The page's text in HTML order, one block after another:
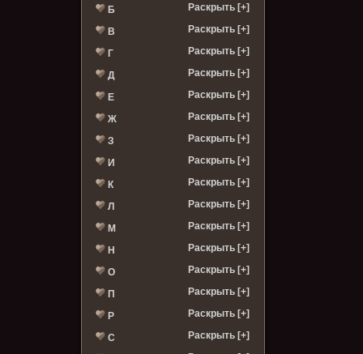
Б Раскрыть [+]
В Раскрыть [+]
Г Раскрыть [+]
Д Раскрыть [+]
Е Раскрыть [+]
Ж Раскрыть [+]
З Раскрыть [+]
И Раскрыть [+]
К Раскрыть [+]
Л Раскрыть [+]
М Раскрыть [+]
Н Раскрыть [+]
О Раскрыть [+]
П Раскрыть [+]
Р Раскрыть [+]
С Раскрыть [+]